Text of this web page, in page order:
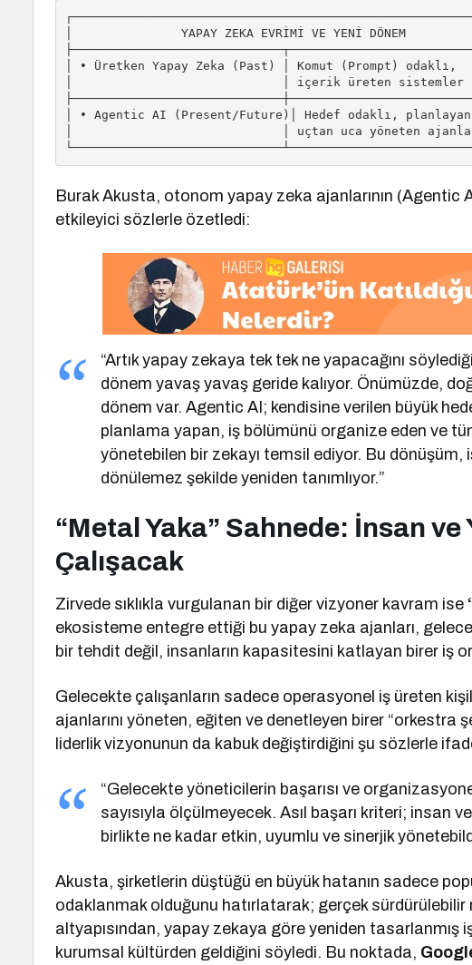
│               YAPAY ZEKA EVRİMİ VE YENİ DÖNEM
│ • Üretken Yapay Zeka (Past) │ Komut (Prompt) odaklı,
│                             │ içerik üreten sistemler
│ • Agentic AI (Present/Future)│ Hedef odaklı,
│                             │ uçtan uca yöneten
Burak Akusta, otonom yapay zeka ajanlarının (Agentic
etkileyici sözlerle özetledi:
“Artık yapay zekaya tek tek ne yapacağını
dönem yavaş yavaş geride kalıyor. Önümüzde,
dönem var. Agentic AI; kendisine verilen büyük
planlama yapan, iş bölümünü organize eden ve
yönetebilen bir zekayı temsil ediyor. Bu dönüşüm,
dönülemez şekilde yeniden tanımlıyor.”
“Metal Yaka” Sahnede: İnsan
Çalışacak
Zirvede sıklıkla vurgulanan bir diğer vizyoner kavram ise
ekosisteme entegre ettiği bu yapay zeka ajanları,
bir tehdit değil, insanların kapasitesini katlayan birer iş
Gelecekte çalışanların sadece operasyonel iş üreten
ajanlarını yöneten, eğiten ve denetleyen birer
liderlik vizyonunun da kabuk değiştirdiğini şu sözlerle
“Gelecekte yöneticilerin başarısı ve
sayısıyla ölçülmeyecek. Asıl başarı kriteri; insan
birlikte ne kadar etkin, uyumlu ve sinerjik
Akusta, şirketlerin düştüğü en büyük hatanın sadece
odaklanmak olduğunu hatırlatarak; gerçek sürdürülebilir
altyapısından, yapay zekaya göre yeniden tasarlanmış
kurumsal kültürden geldiğini söyledi. Bu noktada,